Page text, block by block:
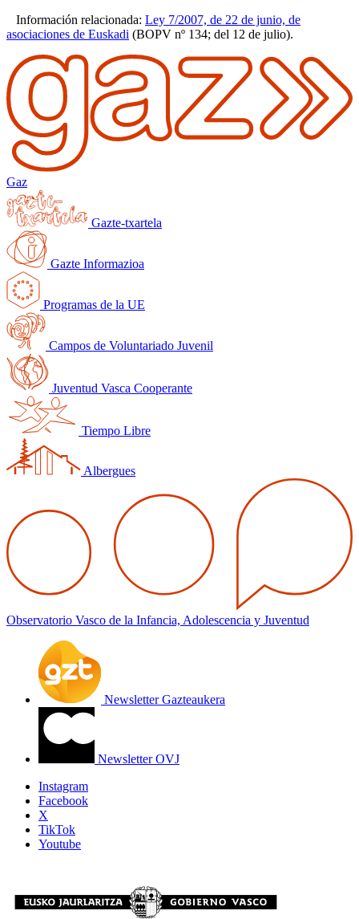
Información relacionada: Ley 7/2007, de 22 de junio, de
asociaciones de Euskadi (BOPV nº 134; del 12 de julio).
Gaz
Gazte-txartela
Gazte Informazioa
Programas de la UE
Campos de Voluntariado Juvenil
Juventud Vasca Cooperante
Tiempo Libre
Albergues
Observatorio Vasco de la Infancia, Adolescencia y Juventud
Newsletter Gazteaukera
Newsletter OVJ
Instagram
Facebook
X
TikTok
Youtube